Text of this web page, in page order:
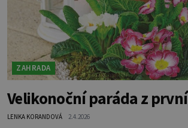
ZAHRADA
Velikonoční paráda z
LENKA KORANDOVÁ 2.4.2026